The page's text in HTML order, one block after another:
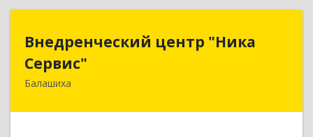
Внедренческий центр "Ника
Сервис"
Балашиха
Внедренческий центр "Ника
Сервис"
143912, Московская обл, Балашиха г, Полевая